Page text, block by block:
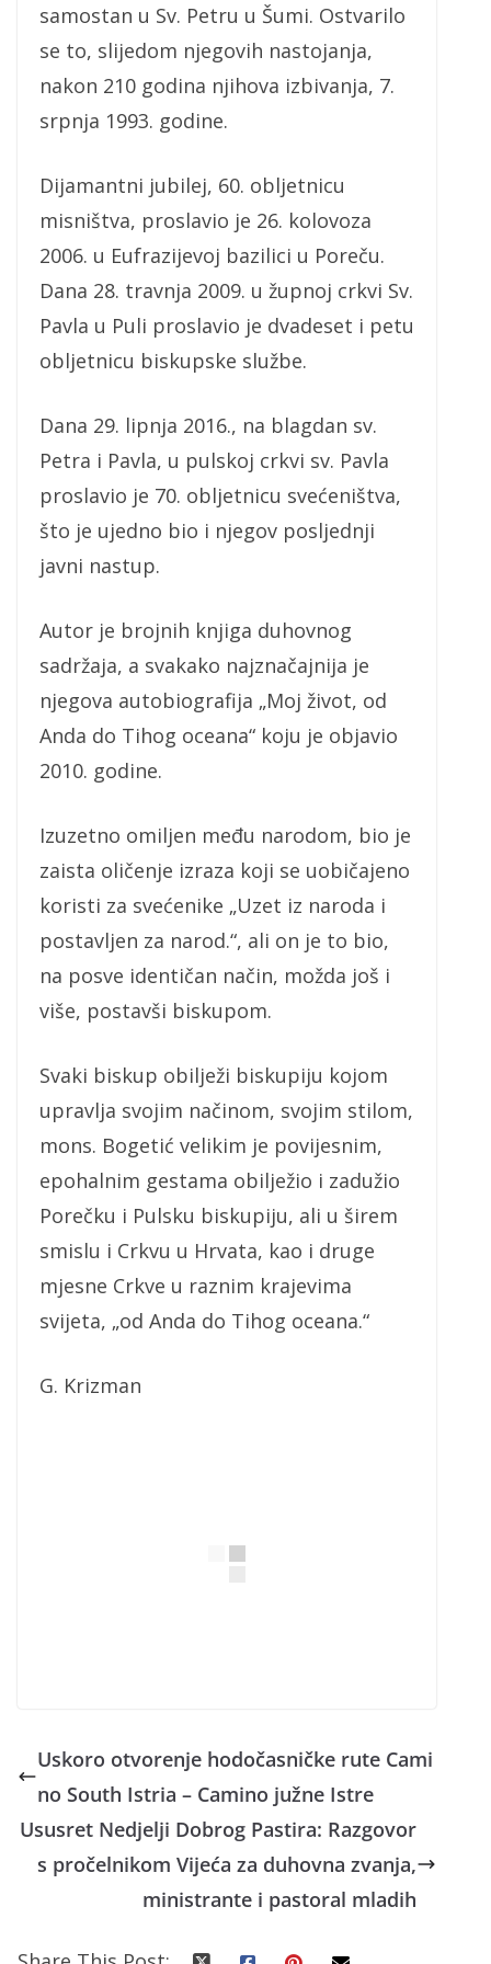
samostan u Sv. Petru u Šumi. Ostvarilo
se to, slijedom njegovih nastojanja,
nakon 210 godina njihova izbivanja, 7.
srpnja 1993. godine.
Dijamantni jubilej, 60. obljetnicu
misništva, proslavio je 26. kolovoza
2006. u Eufrazijevoj bazilici u Poreču.
Dana 28. travnja 2009. u župnoj crkvi Sv.
Pavla u Puli proslavio je dvadeset i petu
obljetnicu biskupske službe.
Dana 29. lipnja 2016., na blagdan sv.
Petra i Pavla, u pulskoj crkvi sv. Pavla
proslavio je 70. obljetnicu svećeništva,
što je ujedno bio i njegov posljednji
javni nastup.
Autor je brojnih knjiga duhovnog
sadržaja, a svakako najznačajnija je
njegova autobiografija „Moj život, od
Anda do Tihog oceana“ koju je objavio
2010. godine.
Izuzetno omiljen među narodom, bio je
zaista oličenje izraza koji se uobičajeno
koristi za svećenike „Uzet iz naroda i
postavljen za narod.“, ali on je to bio,
na posve identičan način, možda još i
više, postavši biskupom.
Svaki biskup obilježi biskupiju kojom
upravlja svojim načinom, svojim stilom,
mons. Bogetić velikim je povijesnim,
epohalnim gestama obilježio i zadužio
Porečku i Pulsku biskupiju, ali u širem
smislu i Crkvu u Hrvata, kao i druge
mjesne Crkve u raznim krajevima
svijeta, „od Anda do Tihog oceana.“
G. Krizman
Uskoro otvorenje hodočasničke rute Cami
no South Istria – Camino južne Istre
Ususret Nedjelji Dobrog Pastira: Razgovor
s pročelnikom Vijeća za duhovna zvanja,
ministrante i pastoral mladih